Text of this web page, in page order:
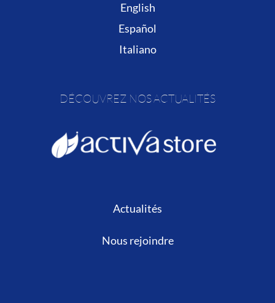
English
Español
Italiano
DÉCOUVREZ NOS ACTUALITÉS
Actualités
Nous rejoindre